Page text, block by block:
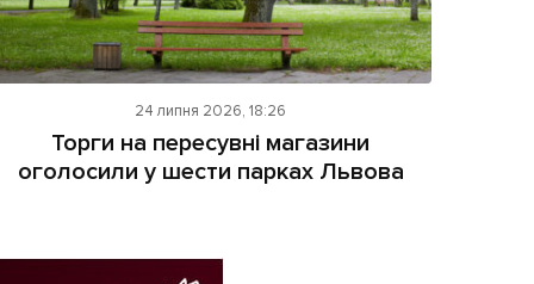
24 липня 2026, 18:26
Торги на пересувні магазини
оголосили у шести парках Львова